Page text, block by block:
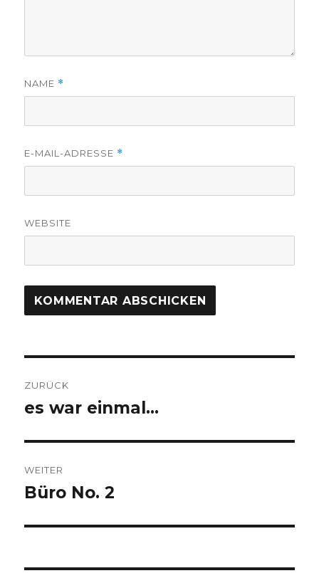
NAME *
E-MAIL-ADRESSE *
WEBSITE
ZURÜCK
Vorheriger
es war einmal…
WEITER
Nächster
Büro No. 2